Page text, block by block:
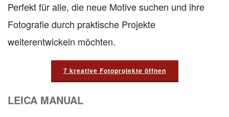
Perfekt für alle, die neue Motive suchen und ihre
Fotografie durch praktische Projekte
weiterentwickeln möchten.
7 kreative Fotoprojekte öffnen
LEICA MANUAL